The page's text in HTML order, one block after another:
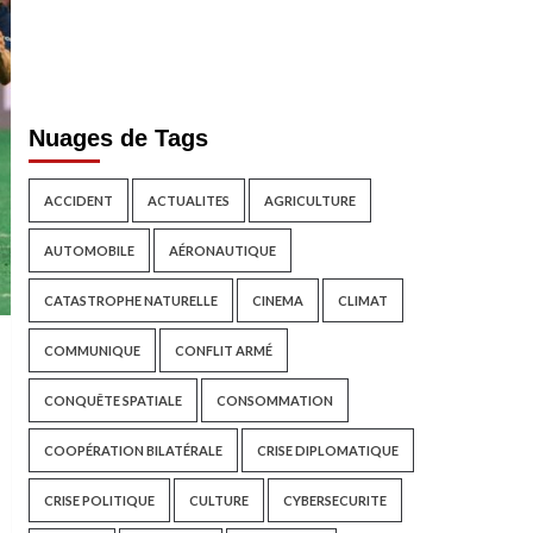
Nuages de Tags
ACCIDENT ACTUALITES AGRICULTURE
AUTOMOBILE AÉRONAUTIQUE
CATASTROPHE NATURELLE CINEMA CLIMAT
COMMUNIQUE CONFLIT ARMÉ
CONQUÊTE SPATIALE CONSOMMATION
COOPÉRATION BILATÉRALE CRISE DIPLOMATIQUE
CRISE POLITIQUE CULTURE CYBERSECURITE